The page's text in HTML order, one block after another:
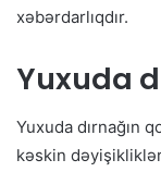
xəbərdarlıqdır.
Yuxuda
Yuxuda dırnağın
kəskin